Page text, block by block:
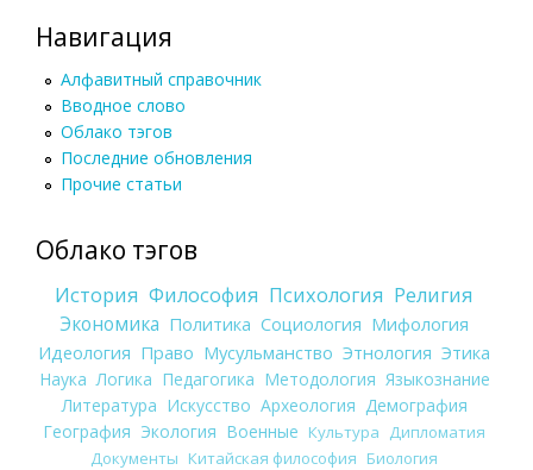
Навигация
Алфавитный справочник
Вводное слово
Облако тэгов
Последние обновления
Прочие статьи
Облако тэгов
История Философия Психология Религия
Экономика Политика Социология Мифология
Идеология Право Мусульманство Этнология Этика
Наука Логика Педагогика Методология Языкознание
Литература Искусство Археология Демография
География Экология Военные Культура
Дипломатия
Документы Китайская философия Биология